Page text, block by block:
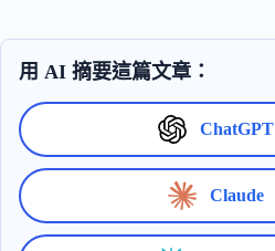
用 AI 摘要這篇文章：
ChatGPT
Claude